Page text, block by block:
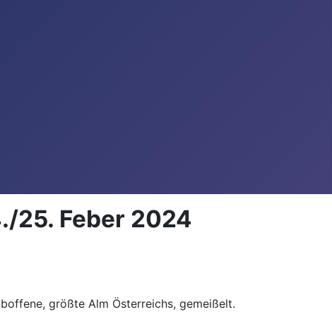
25. Feber 2024
größte Alm Österreichs, gemeißelt.